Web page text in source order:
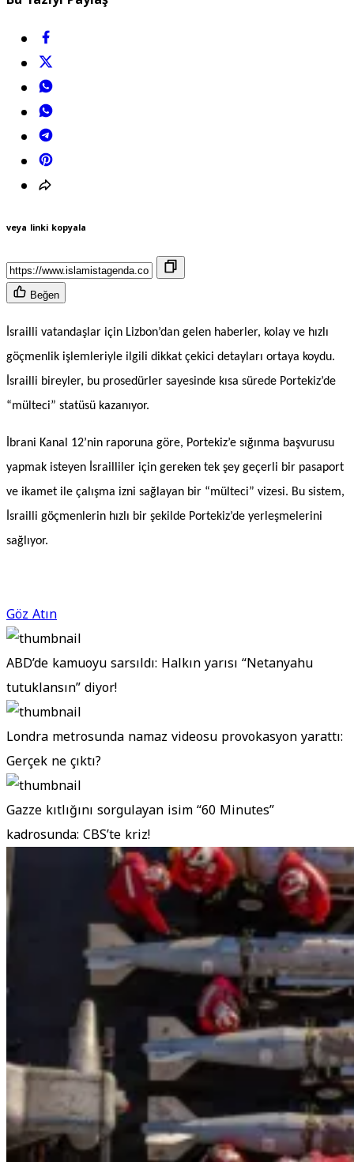
veya linki kopyala
Beğen
İsrailli vatandaşlar için Lizbon’dan gelen haberler, kolay ve hızlı
göçmenlik işlemleriyle ilgili dikkat çekici detayları ortaya koydu.
İsrailli bireyler, bu prosedürler sayesinde kısa sürede Portekiz’de
“mülteci” statüsü kazanıyor.
İbrani Kanal 12’nin raporuna göre, Portekiz’e sığınma başvurusu
yapmak isteyen İsrailliler için gereken tek şey geçerli bir pasaport
ve ikamet ile çalışma izni sağlayan bir “mülteci” vizesi. Bu sistem,
İsrailli göçmenlerin hızlı bir şekilde Portekiz’de yerleşmelerini
sağlıyor.
Göz Atın
ABD’de kamuoyu sarsıldı: Halkın yarısı “Netanyahu
tutuklansın” diyor!
Londra metrosunda namaz videosu provokasyon yarattı:
Gerçek ne çıktı?
Gazze kıtlığını sorgulayan isim “60 Minutes”
kadrosunda: CBS’te kriz!